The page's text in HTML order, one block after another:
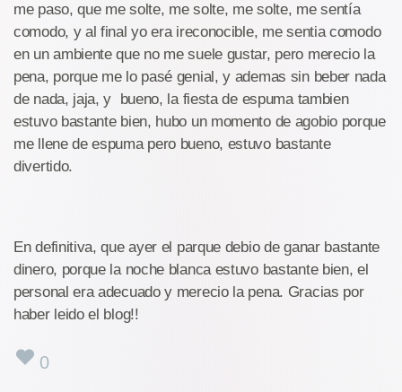
me paso, que me solte, me solte, me solte, me sentía
comodo, y al final yo era ireconocible, me sentia comodo
en un ambiente que no me suele gustar, pero merecio la
pena, porque me lo pasé genial, y ademas sin beber nada
de nada, jaja, y bueno, la fiesta de espuma tambien
estuvo bastante bien, hubo un momento de agobio porque
me llene de espuma pero bueno, estuvo bastante
divertido.
En definitiva, que ayer el parque debio de ganar bastante
dinero, porque la noche blanca estuvo bastante bien, el
personal era adecuado y merecio la pena. Gracias por
haber leido el blog!!
0